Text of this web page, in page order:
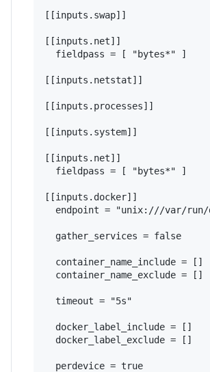
[[inputs.swap]]
[[inputs.net]]
  fieldpass = [ "bytes*" ]
[[inputs.netstat]]
[[inputs.processes]]
[[inputs.system]]
[[inputs.net]]
  fieldpass = [ "bytes*" ]
[[inputs.docker]]
endpoint = "unix:///var/
  gather_services = false
  container_name_include = []
  container_name_exclude = []
  timeout = "5s"
  docker_label_include = []
  docker_label_exclude = []
  perdevice = true